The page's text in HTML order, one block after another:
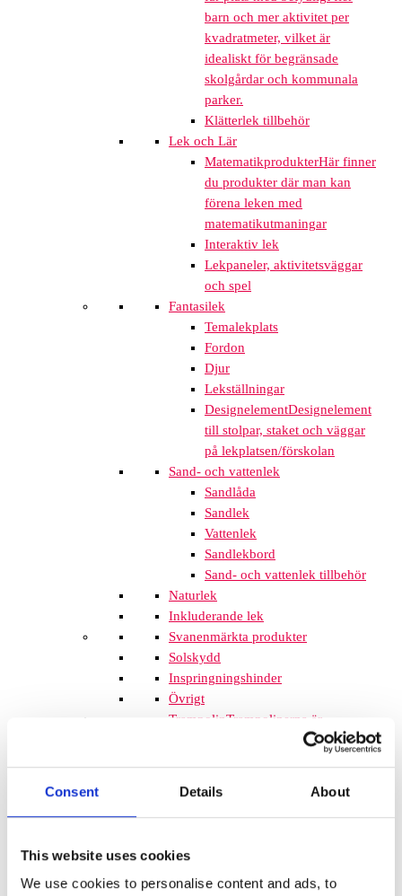
Consent Details About
This website uses cookies
We use cookies to personalise content and ads, to
barn och mer aktivitet per
kvadratmeter, vilket är
idealiskt för begränsade
skolgårdar och kommunala
parker.
Klätterlek tillbehör
Lek och Lär
MatematikprodukterHär finner
du produkter där man kan
förena leken med
matematikutmaningar
Interaktiv lek
Lekpaneler, aktivitetsväggar
och spel
Fantasilek
Temalekplats
Fordon
Djur
Lekställningar
DesignelementDesignelement
till stolpar, staket och väggar
på lekplatsen/förskolan
Sand- och vattenlek
Sandlåda
Sandlek
Vattenlek
Sandlekbord
Sand- och vattenlek tillbehör
Naturlek
Inkluderande lek
Svanenmärkta produkter
Solskydd
Inspringningshinder
Övrigt
TrampolinTrampolinerna är
tillverkade av fjädrande material som
trampoliner blir ett spännande inslag
som de flesta barnen uppskattar. De
i marken så de kan med fördel
monteras mellan lekplatsutrustning